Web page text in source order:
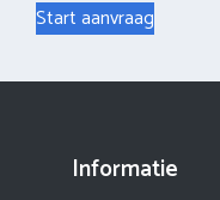
Start aanvraag
Informatie